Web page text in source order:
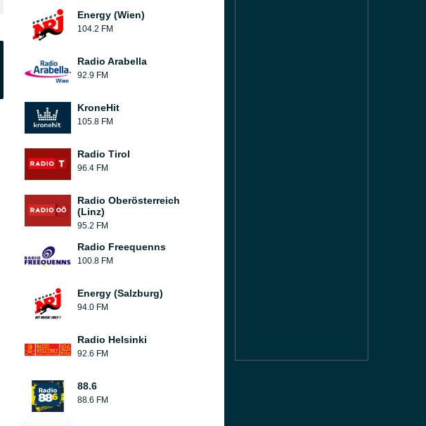
Energy (Wien)
104.2 FM
Radio Arabella
92.9 FM
KroneHit
105.8 FM
Radio Tirol
96.4 FM
Radio Oberösterreich
(Linz)
95.2 FM
Radio Freequenns
100.8 FM
Energy (Salzburg)
94.0 FM
Radio Helsinki
92.6 FM
88.6
88.6 FM